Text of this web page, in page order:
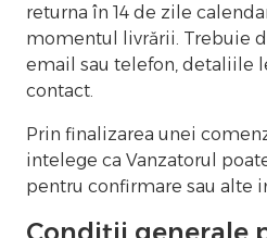
returna în 14 de zile
momentul livrării. Trebuie
email sau telefon, detaliile
contact.
Prin finalizarea unei
intelege ca Vanzatorul
pentru confirmare sau alte